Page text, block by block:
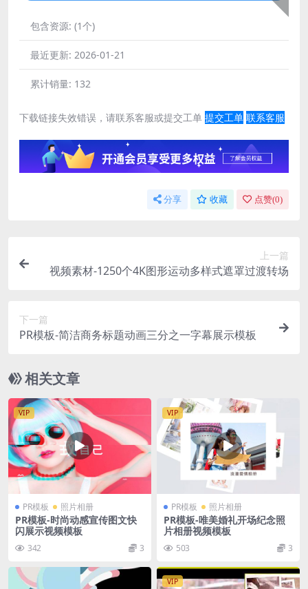
包含资源: (1个)
最近更新: 2026-01-21
累计销量: 132
下载链接失效错误，请联系客服或提交工单 提交工单 联系客服
分享 收藏 点赞(0)
上一篇
视频素材-1250个4K图形运动多样式遮罩过渡转场
下一篇
PR模板-简洁商务标题动画三分之一字幕展示模板
相关文章
VIP
PR模板 照片相册
PR模板-时尚动感宣传图文快
闪展示视频模板
342 3
VIP
PR模板 照片相册
PR模板-唯美婚礼开场纪念照
片相册视频模板
503 3
VIP